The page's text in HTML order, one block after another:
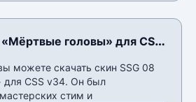
головы» для CSS
можете скачать скин SSG 08
для CSS v34. Он был
стим и